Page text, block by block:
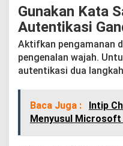
Gunakan Kata
Autentikasi
Aktifkan pengamanan
pengenalan wajah.
autentikasi dua
Baca Juga :
Intip
Menyusul Microsoft